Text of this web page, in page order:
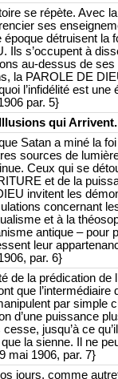
se répète. Avec
ses
époque détruisent la
Ils s’occupent à
au-dessus de
la PAROLE DE
l’infidélité est une
par. 5}
qui Arrivent.
Satan a miné la
sources de
Ceux qui se
et de la
invitent les
concernant
et à la
antique – pour
leur
par. 6}
de la prédication de
que
par simple
d’une puissance
cesse, jusqu’à ce
la sienne. Il ne
mai 1906, par. 7}
jours, comme